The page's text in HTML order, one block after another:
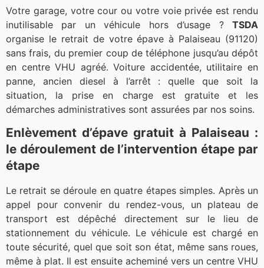
Votre garage, votre cour ou votre voie privée est rendu
inutilisable par un véhicule hors d’usage ? TSDA
organise le retrait de votre épave à Palaiseau (91120)
sans frais, du premier coup de téléphone jusqu’au dépôt
en centre VHU agréé. Voiture accidentée, utilitaire en
panne, ancien diesel à l’arrêt : quelle que soit la
situation, la prise en charge est gratuite et les
démarches administratives sont assurées par nos soins.
Enlèvement d’épave gratuit à Palaiseau :
le déroulement de l’intervention étape par
étape
Le retrait se déroule en quatre étapes simples. Après un
appel pour convenir du rendez-vous, un plateau de
transport est dépêché directement sur le lieu de
stationnement du véhicule. Le véhicule est chargé en
toute sécurité, quel que soit son état, même sans roues,
même à plat. Il est ensuite acheminé vers un centre VHU